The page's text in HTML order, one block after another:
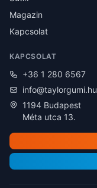
Magazin
Kapcsolat
KAPCSOLAT
+36 1 280 6567
info@taylorgumi.hu
1194 Budapest
Méta utca 13.